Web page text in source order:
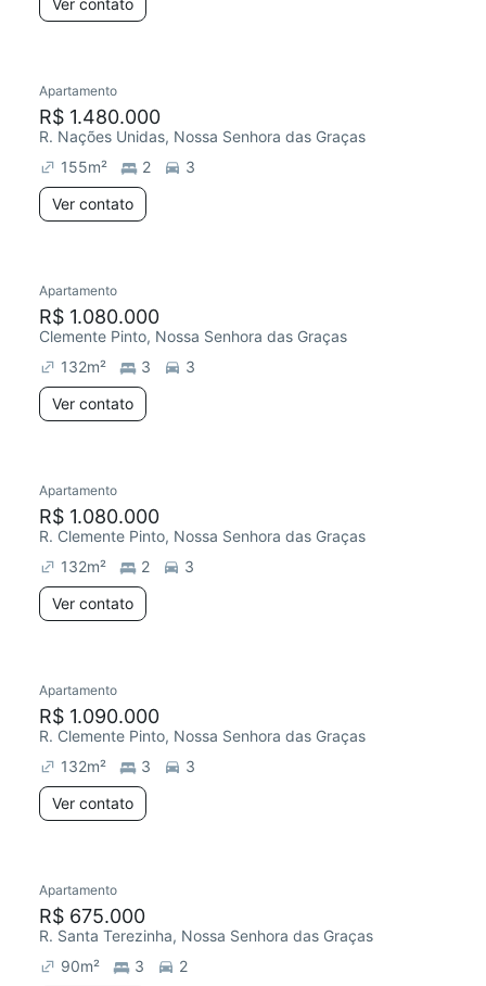
Ver contato
Apartamento
R$ 1.480.000
R. Nações Unidas, Nossa Senhora das Graças
155m² 2
3
Ver contato
Apartamento
R$ 1.080.000
Clemente Pinto, Nossa Senhora das Graças
132m² 3
3
Ver contato
Apartamento
R$ 1.080.000
R. Clemente Pinto, Nossa Senhora das Graças
132m² 2
3
Ver contato
Apartamento
R$ 1.090.000
R. Clemente Pinto, Nossa Senhora das Graças
132m² 3
3
Ver contato
Apartamento
R$ 675.000
R. Santa Terezinha, Nossa Senhora das Graças
90m² 3
2